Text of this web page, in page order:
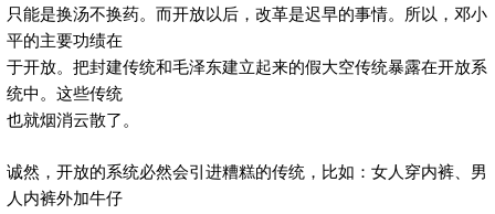
只能是换汤不换药。而开放以后，改革是迟早的事情。所以，邓小
平的主要功绩在
于开放。把封建传统和毛泽东建立起来的假大空传统暴露在开放系
统中。这些传统
也就烟消云散了。
诚然，开放的系统必然会引进糟糕的传统，比如：女人穿内裤、男
人内裤外加牛仔